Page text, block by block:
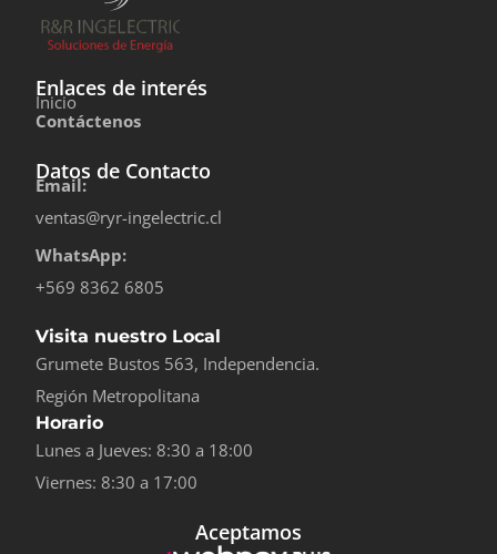
Enlaces de interés
Inicio
Contáctenos
Datos de Contacto
Email:
ventas@ryr-ingelectric.cl
WhatsApp:
+569 8362 6805
Visita nuestro Local
Grumete Bustos 563, Independencia.
Región Metropolitana
Horario
Lunes a Jueves: 8:30 a 18:00
Viernes: 8:30 a 17:00
Aceptamos